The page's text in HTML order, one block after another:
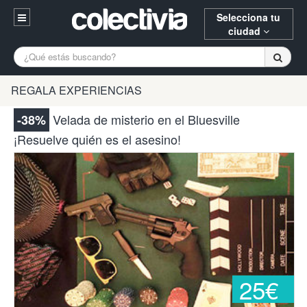
Selecciona tu
ciudad
Entrar
94 652 38 15 (L-V 10:30-15:00)
¿Necesitas ayuda? Escríbenos
A Coruña Alicante
Bilbao Burgos Donostia
Gijón Huesca Logroño
Madrid Oviedo Palencia
Pamplona Santander Tarragona
Valencia Vitoria Zaragoza
REGALA EXPERIENCIAS
-38% Velada de misterio en el Bluesville
¡Resuelve quién es el asesino!
25€